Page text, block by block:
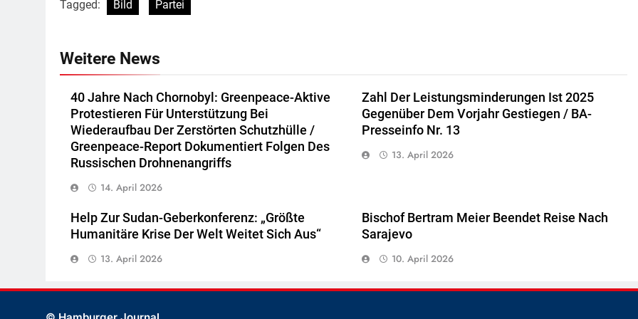
Tagged: Bild Partei
Weitere News
40 Jahre Nach Chornobyl: Greenpeace-Aktive
Protestieren Für Unterstützung Bei
Wiederaufbau Der Zerstörten Schutzhülle /
Greenpeace-Report Dokumentiert Folgen Des
Russischen Drohnenangriffs
14. April 2026
Zahl Der Leistungsminderungen Ist 2025
Gegenüber Dem Vorjahr Gestiegen / BA-
Presseinfo Nr. 13
13. April 2026
Help Zur Sudan-Geberkonferenz: „Größte
Humanitäre Krise Der Welt Weitet Sich Aus“
13. April 2026
Bischof Bertram Meier Beendet Reise Nach
Sarajevo
10. April 2026